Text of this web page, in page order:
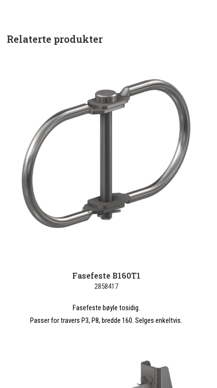
Relaterte produkter
Fasefeste B160T1
2858417
Fasefeste bøyle tosidig.
Passer for travers P3, P8, bredde 160. Selges enkeltvis.